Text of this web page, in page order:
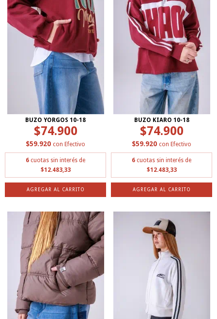
BUZO YORGOS 10-18
$74.900
$59.920 con Efectivo
6 cuotas sin interés de
$12.483,33
AGREGAR AL CARRITO
BUZO KIARO 10-18
$74.900
$59.920 con Efectivo
6 cuotas sin interés de
$12.483,33
AGREGAR AL CARRITO